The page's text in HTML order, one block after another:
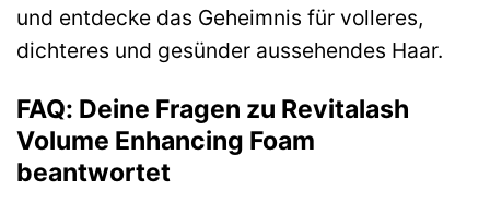
und entdecke das Geheimnis für volleres,
dichteres und gesünder aussehendes Haar.
FAQ: Deine Fragen zu Revitalash
Volume Enhancing Foam
beantwortet